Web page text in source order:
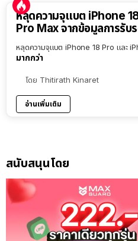
หลุดความจุแบต iPhone
Pro Max จากข้อมูลการรับ
หลุดความจุแบต iPhone 18 Pro และ
มากกว่า
โดย Thitirath Kinaret
อ่านเพิ่มเติม
สนับสนุนโดย